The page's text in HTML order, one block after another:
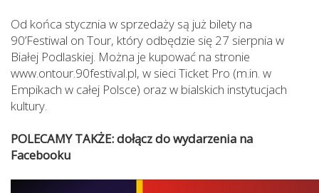
Od końca stycznia w sprzedaży są już bilety na
90’Festiwal on Tour, który odbędzie się 27 sierpnia w
Białej Podlaskiej. Można je kupować na stronie
www.ontour.90festival.pl, w sieci Ticket Pro (m.in. w
Empikach w całej Polsce) oraz w bialskich instytucjach
kultury.
POLECAMY TAKŻE: dołącz do wydarzenia na
Facebooku